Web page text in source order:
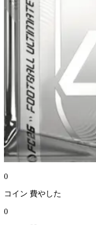
0
コイン 費やした
0